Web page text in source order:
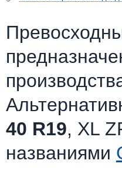
40 R19, XL
названиями